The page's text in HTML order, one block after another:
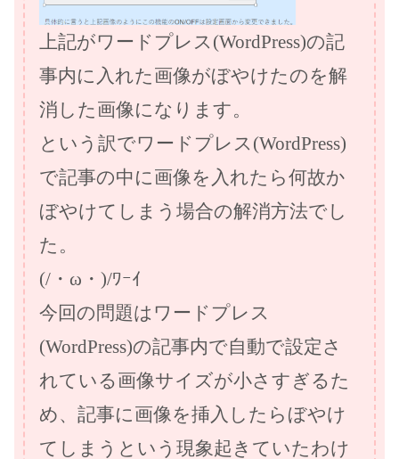
上記がワードプレス(WordPress)の記
事内に入れた画像がぼやけたのを解
消した画像になります。
という訳でワードプレス(WordPress)
で記事の中に画像を入れたら何故か
ぼやけてしまう場合の解消方法でし
た。
(/・ω・)/ﾜｰｲ
今回の問題はワードプレス
(WordPress)の記事内で自動で設定さ
れている画像サイズが小さすぎるた
め、記事に画像を挿入したらぼやけ
てしまうという現象起きていたわけ